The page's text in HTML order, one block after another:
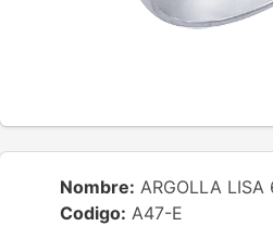
Nombre: ARGOLLA
Codigo: A47-E